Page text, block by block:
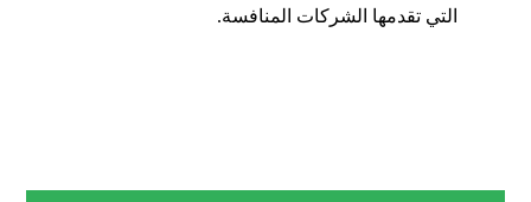
التي تقدمها الشركات المنافسة.